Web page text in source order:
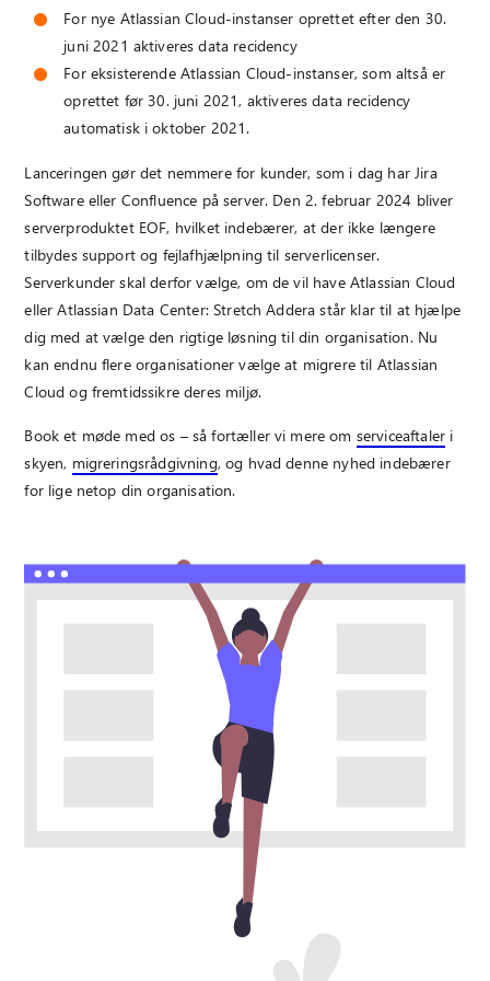
For nye Atlassian Cloud-instanser oprettet efter den 30.
juni 2021 aktiveres data recidency
For eksisterende Atlassian Cloud-instanser, som altså er
oprettet før 30. juni 2021, aktiveres data recidency
automatisk i oktober 2021.
Lanceringen gør det nemmere for kunder, som i dag har Jira
Software eller Confluence på server. Den 2. februar 2024 bliver
serverproduktet EOF, hvilket indebærer, at der ikke længere
tilbydes support og fejlafhjælpning til serverlicenser.
Serverkunder skal derfor vælge, om de vil have Atlassian Cloud
eller Atlassian Data Center: Stretch Addera står klar til at hjælpe
dig med at vælge den rigtige løsning til din organisation. Nu
kan endnu flere organisationer vælge at migrere til Atlassian
Cloud og fremtidssikre deres miljø.
Book et møde med os – så fortæller vi mere om serviceaftaler i
skyen, migreringsrådgivning, og hvad denne nyhed indebærer
for lige netop din organisation.